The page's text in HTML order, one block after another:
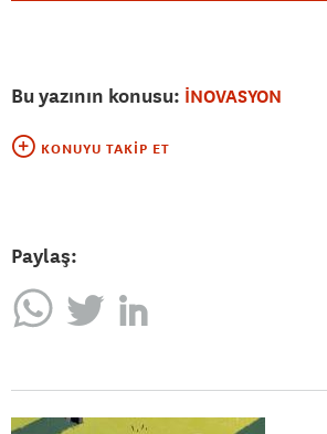
Bu yazının konusu: İNOVASYON
KONUYU TAKIP ET
Paylaş: